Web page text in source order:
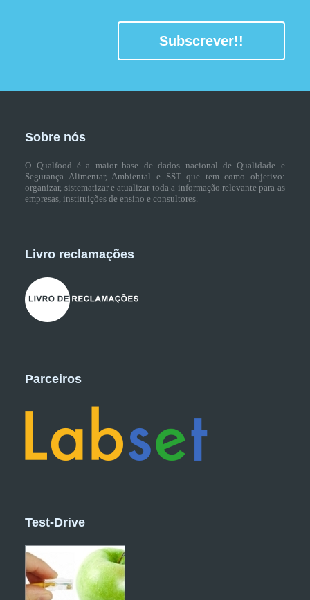
Subscrever!!
Sobre nós
O Qualfood é a maior base de dados nacional de Qualidade e
Segurança Alimentar, Ambiental e SST que tem como objetivo:
organizar, sistematizar e atualizar toda a informação relevante para as
empresas, instituições de ensino e consultores.
Livro reclamações
Parceiros
Test-Drive